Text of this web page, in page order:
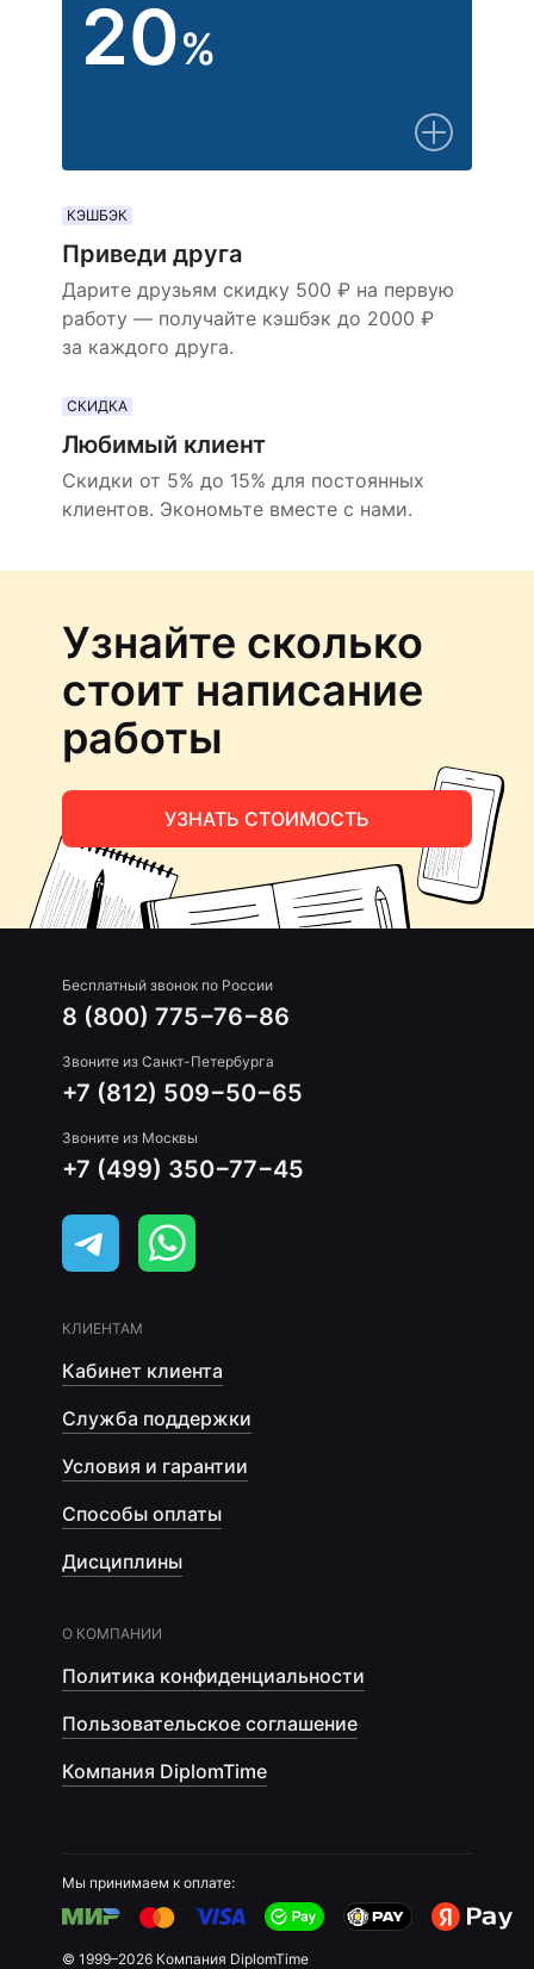
20%
КЭШБЭК
Приведи друга
Дарите друзьям скидку 500 ₽ на первую
работу — получайте кэшбэк до 2000 ₽
за каждого друга.
СКИДКА
Любимый клиент
Скидки от 5% до 15% для постоянных
клиентов. Экономьте вместе с нами.
Узнайте сколько
стоит написание
работы
УЗНАТЬ СТОИМОСТЬ
Бесплатный звонок по России
8 (800) 775−76−86
Звоните из Санкт-Петербурга
+7 (812) 509−50−65
Звоните из Москвы
+7 (499) 350−77−45
КЛИЕНТАМ
Кабинет клиента
Служба поддержки
Условия и гарантии
Способы оплаты
Дисциплины
О КОМПАНИИ
Политика конфиденциальности
Пользовательское соглашение
Компания DiplomTime
Мы принимаем к оплате:
© 1999–2026 Компания DiplomTime